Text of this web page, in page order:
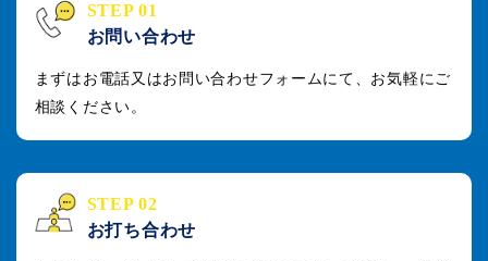
STEP 01
お問い合わせ
まずはお電話又はお問い合わせフォームにて、 お気軽にご
相談ください。
STEP 02
お打ち合わせ